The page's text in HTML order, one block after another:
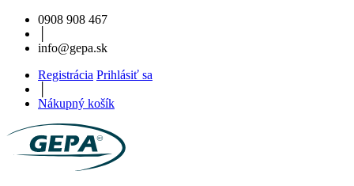
0908 908 467
info@gepa.sk
Registrácia Prihlásiť sa
Nákupný košík